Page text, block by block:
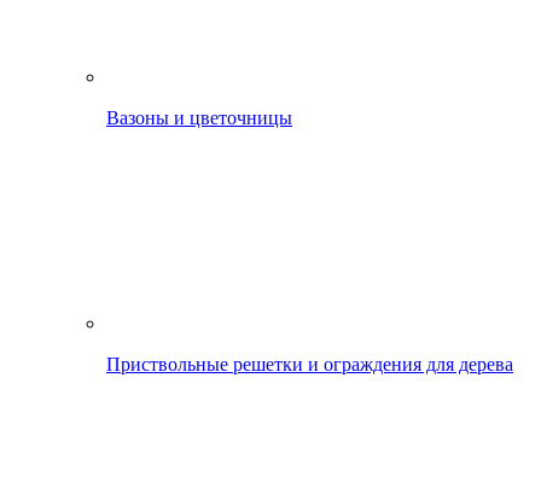
Вазоны и цветочницы
Приствольные решетки и ограждения для дерева